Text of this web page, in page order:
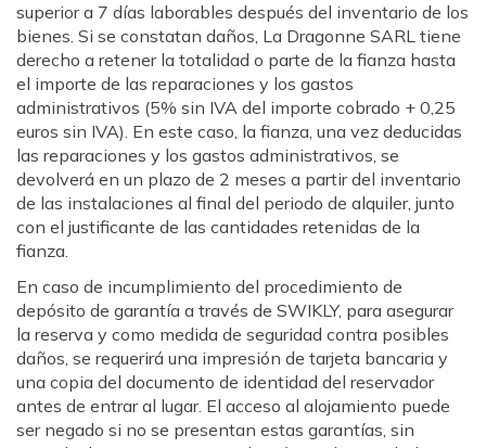
superior a 7 días laborables después del inventario de los
bienes. Si se constatan daños, La Dragonne SARL tiene
derecho a retener la totalidad o parte de la fianza hasta
el importe de las reparaciones y los gastos
administrativos (5% sin IVA del importe cobrado + 0,25
euros sin IVA). En este caso, la fianza, una vez deducidas
las reparaciones y los gastos administrativos, se
devolverá en un plazo de 2 meses a partir del inventario
de las instalaciones al final del periodo de alquiler, junto
con el justificante de las cantidades retenidas de la
fianza.
En caso de incumplimiento del procedimiento de
depósito de garantía a través de SWIKLY, para asegurar
la reserva y como medida de seguridad contra posibles
daños, se requerirá una impresión de tarjeta bancaria y
una copia del documento de identidad del reservador
antes de entrar al lugar. El acceso al alojamiento puede
ser negado si no se presentan estas garantías, sin